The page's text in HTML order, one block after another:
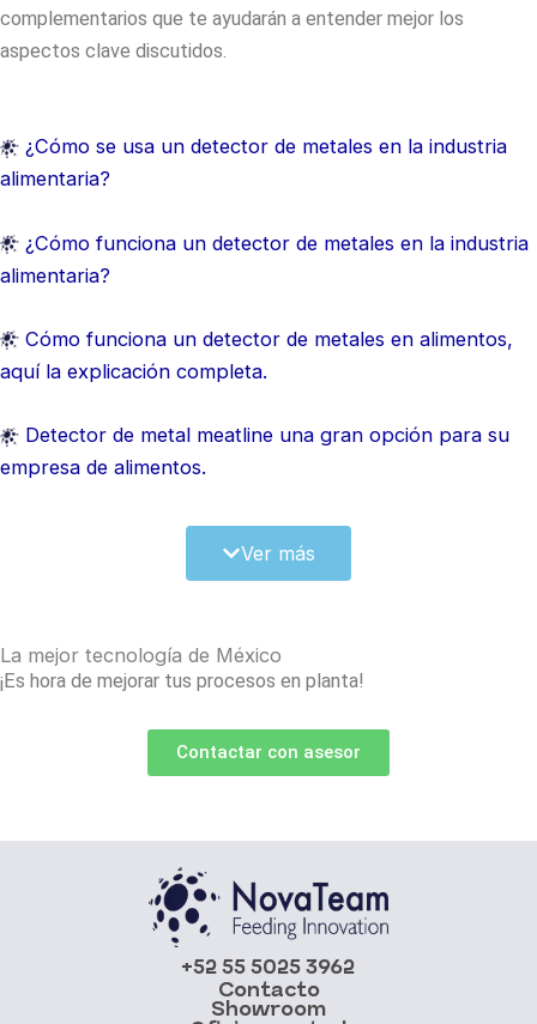
complementarios que te ayudarán a entender mejor los
aspectos clave discutidos.
¿Cómo se usa un detector de metales en la industria
alimentaria?
¿Cómo funciona un detector de metales en la industria
alimentaria?
Cómo funciona un detector de metales en alimentos,
aquí la explicación completa.
Detector de metal meatline una gran opción para su
empresa de alimentos.
Detector de metal para embutidoras cuáles son sus
industrialen tu empresa de alimentos?
Ver más
La mejor tecnología de México
¡Es hora de mejorar tus procesos en planta!
Contactar con asesor
Contacto
+52 55 5025 3962
Showroom